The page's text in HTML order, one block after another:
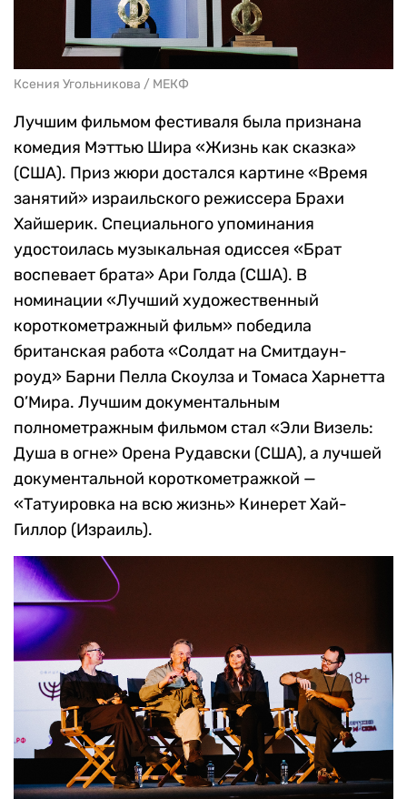
Ксения Угольникова / МЕКФ
Лучшим фильмом фестиваля была признана
комедия Мэттью Шира «Жизнь как сказка»
(США). Приз жюри достался картине «Время
занятий» израильского режиссера Брахи
Хайшерик. Специального упоминания
удостоилась музыкальная одиссея «Брат
воспевает брата» Ари Голда (США). В
номинации «Лучший художественный
короткометражный фильм» победила
британская работа «Солдат на Смитдаун-
роуд» Барни Пелла Скоулза и Томаса Харнетта
О’Мира. Лучшим документальным
полнометражным фильмом стал «Эли Визель:
Душа в огне» Орена Рудавски (США), а лучшей
документальной короткометражкой —
«Татуировка на всю жизнь» Кинерет Хай-
Гиллор (Израиль).